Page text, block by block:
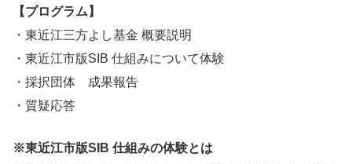
【プログラム】
・東近江三方よし基金 概要説明
・東近江市版SIB 仕組みについて体験
・採択団体 成果報告
・質疑応答
※東近江市版SIB 仕組みの体験とは